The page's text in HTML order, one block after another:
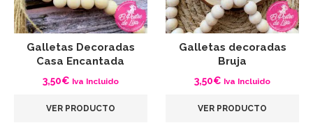
Galletas Decoradas
Casa Encantada
3,50€ Iva Incluido
VER PRODUCTO
Galletas decoradas
Bruja
3,50€ Iva Incluido
VER PRODUCTO